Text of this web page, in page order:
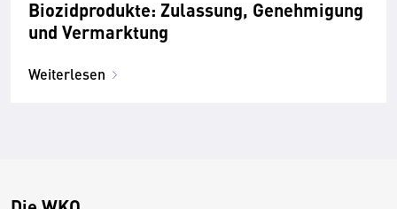
Biozidprodukte: Zulassung, Genehmigung
und Vermarktung
Weiterlesen